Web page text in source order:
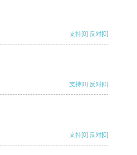
支持[0] 反对[0]
支持[0] 反对[0]
支持[0] 反对[0]